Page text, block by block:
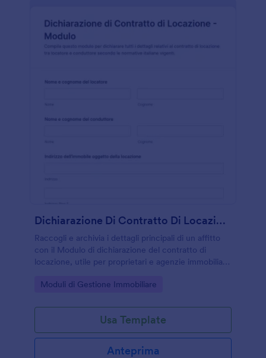
Dichiarazione Di Contratto Di Locazione Modulo
Raccogli e archivia i dettagli principali di un affitto
con il Modulo di dichiarazione del contratto di
locazione, utile per proprietari e agenzie immobiliari
risposte.
Go to Category:
Moduli di Gestione Immobiliare
Usa Template
Anteprima